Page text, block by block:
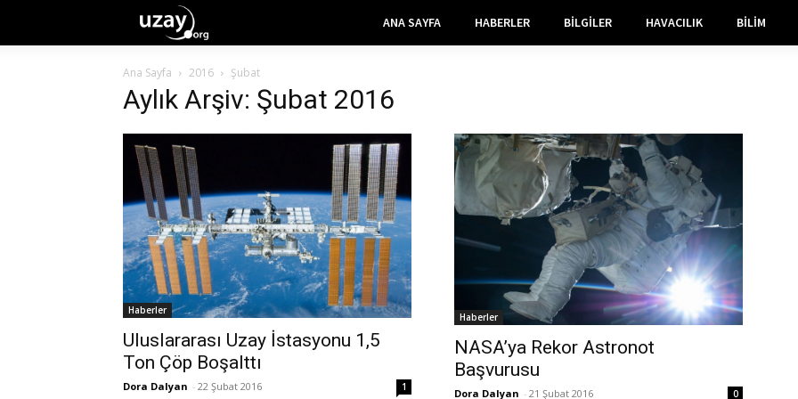
ANA SAYFA HABERLER BILGILER HAVACILIK BILIM
Ana Sayfa 2016 Şubat
Aylık Arşiv: Şubat 2016
Haberler
Uluslararası Uzay İstasyonu 1,5
Ton Çöp Boşalttı
Dora Dalyan - 22 Şubat 2016 1
Haberler
NASA’ya Rekor Astronot
Başvurusu
Dora Dalyan - 21 Şubat 2016 0